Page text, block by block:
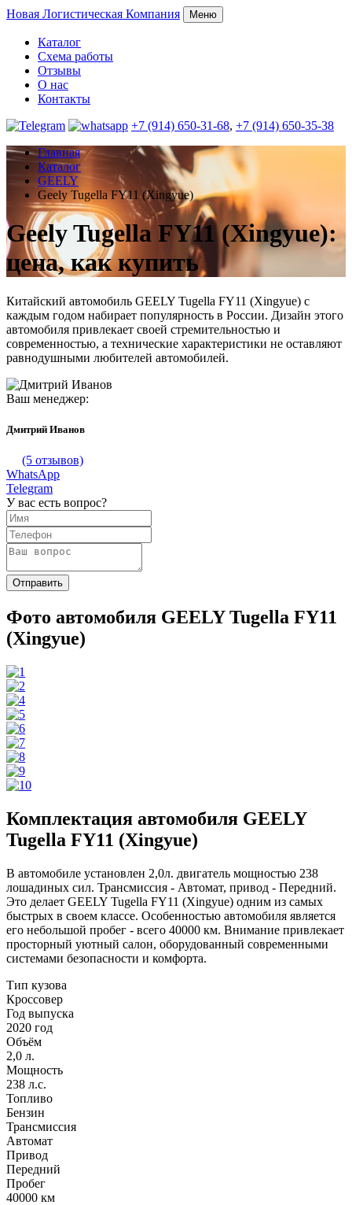
Новая Логистическая Компания Меню
Каталог
Схема работы
Отзывы
О нас
Контакты
+7 (914) 650-31-68, +7 (914) 650-35-38
Главная
Каталог
GEELY
Geely Tugella FY11 (Xingyue)
Geely Tugella FY11 (Xingyue):
цена, как купить
Китайский автомобиль GEELY Tugella FY11 (Xingyue) с
каждым годом набирает популярность в России. Дизайн этого
автомобиля привлекает своей стремительностью и
современностью, а технические характеристики не оставляют
равнодушными любителей автомобилей.
Ваш менеджер:
Дмитрий Иванов
(5 отзывов)
WhatsApp
Telegram
У вас есть вопрос?
Фото автомобиля GEELY Tugella FY11
(Xingyue)
Комплектация автомобиля GEELY
Tugella FY11 (Xingyue)
В автомобиле установлен 2,0л. двигатель мощностью 238
лошадиных сил. Трансмиссия - Автомат, привод - Передний.
Это делает GEELY Tugella FY11 (Xingyue) одним из самых
быстрых в своем классе. Особенностью автомобиля является
его небольшой пробег - всего 40000 км. Внимание привлекает
просторный уютный салон, оборудованный современными
системами безопасности и комфорта.
Тип кузова
Кроссовер
Год выпуска
2020 год
Объём
2,0 л.
Мощность
238 л.с.
Топливо
Бензин
Трансмиссия
Автомат
Привод
Передний
Пробег
40000 км